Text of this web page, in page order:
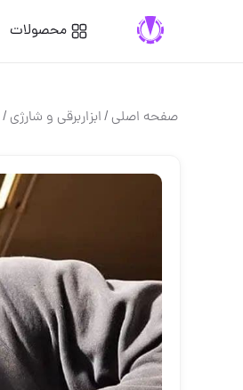
محصولات
صفحه اصلی/ابزاربرقی و شارژی/